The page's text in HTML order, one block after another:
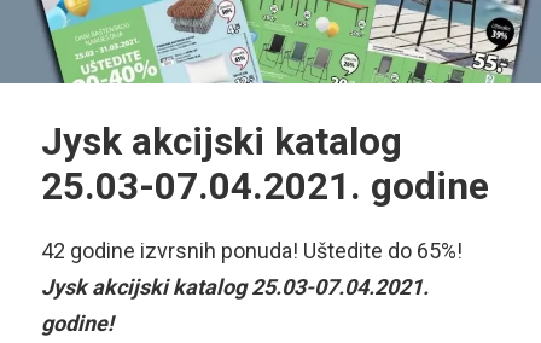
Jysk akcijski katalog
25.03-07.04.2021. godine
42 godine izvrsnih ponuda! Uštedite do 65%!
Jysk akcijski katalog 25.03-07.04.2021.
godine!